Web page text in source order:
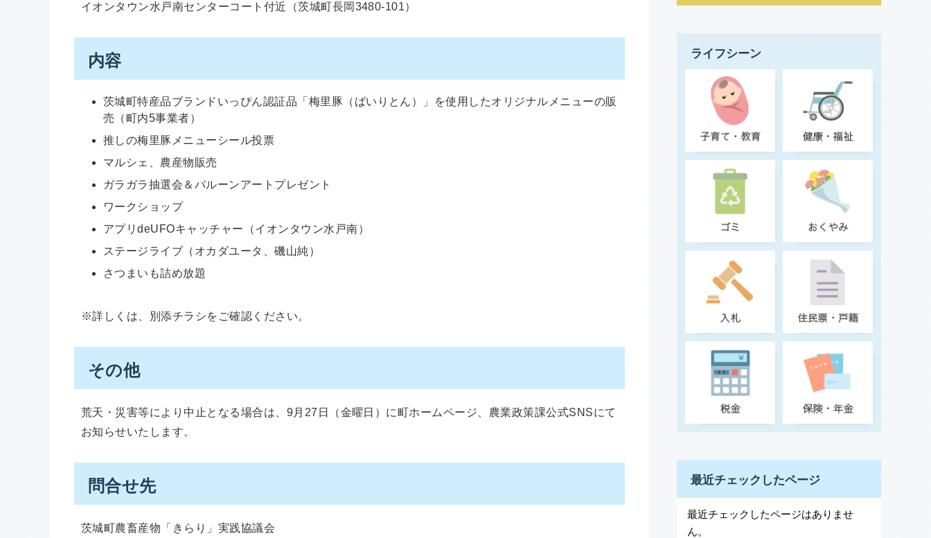
イオンタウン水戸南センターコート付近（茨城町長岡3480-101）
内容
茨城町特産品ブランドいっぴん認証品「梅里豚（ばいりとん）」を使用したオリジナルメニューの販
売（町内5事業者）
推しの梅里豚メニューシール投票
マルシェ、農産物販売
ガラガラ抽選会＆バルーンアートプレゼント
ワークショップ
アプリdeUFOキャッチャー（イオンタウン水戸南）
ステージライブ（オカダユータ、磯山純）
さつまいも詰め放題
※詳しくは、別添チラシをご確認ください。
その他
荒天・災害等により中止となる場合は、9月27日（金曜日）に町ホームページ、農業政策課公式SNSにて
お知らせいたします。
問合せ先
茨城町農畜産物「きらり」実践協議会
ライフシーン
最近チェックしたページ
最近チェックしたページはありませ
ん。